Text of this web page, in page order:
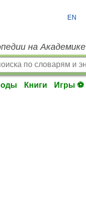
EN
на Академике
Книги Игры ⚽